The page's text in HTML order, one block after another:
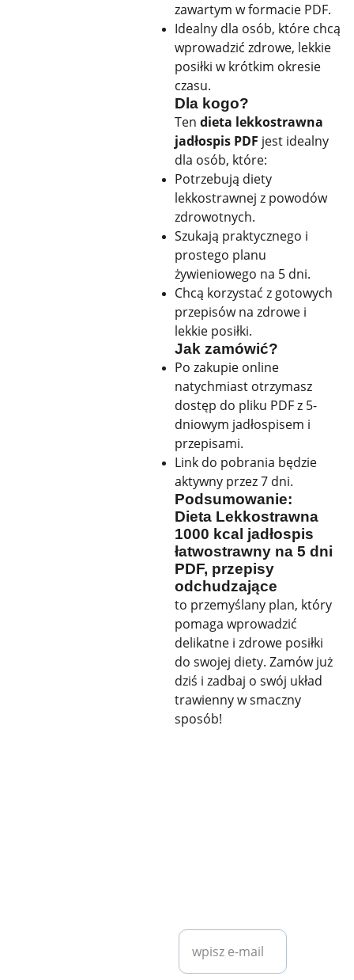
zawartym w formacie PDF.
Idealny dla osób, które chcą
wprowadzić zdrowe, lekkie
posiłki w krótkim okresie
czasu.
Dla kogo?
Ten dieta lekkostrawna
jadłospis PDF jest idealny
dla osób, które:
Potrzebują diety
lekkostrawnej z powodów
zdrowotnych.
Szukają praktycznego i
prostego planu
żywieniowego na 5 dni.
Chcą korzystać z gotowych
przepisów na zdrowe i
lekkie posiłki.
Jak zamówić?
Po zakupie online
natychmiast otrzymasz
dostęp do pliku PDF z 5-
dniowym jadłospisem i
przepisami.
Link do pobrania będzie
aktywny przez 7 dni.
Podsumowanie:
Dieta Lekkostrawna
1000 kcal jadłospis
łatwostrawny na 5 dni
PDF, przepisy
odchudzające
to przemyślany plan, który
pomaga wprowadzić
delikatne i zdrowe posiłki
do swojej diety. Zamów już
dziś i zadbaj o swój układ
trawienny w smaczny
sposób!